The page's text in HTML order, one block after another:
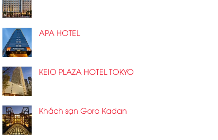
APA HOTEL
KEIO PLAZA HOTEL TOKYO
Khách sạn Gora Kadan